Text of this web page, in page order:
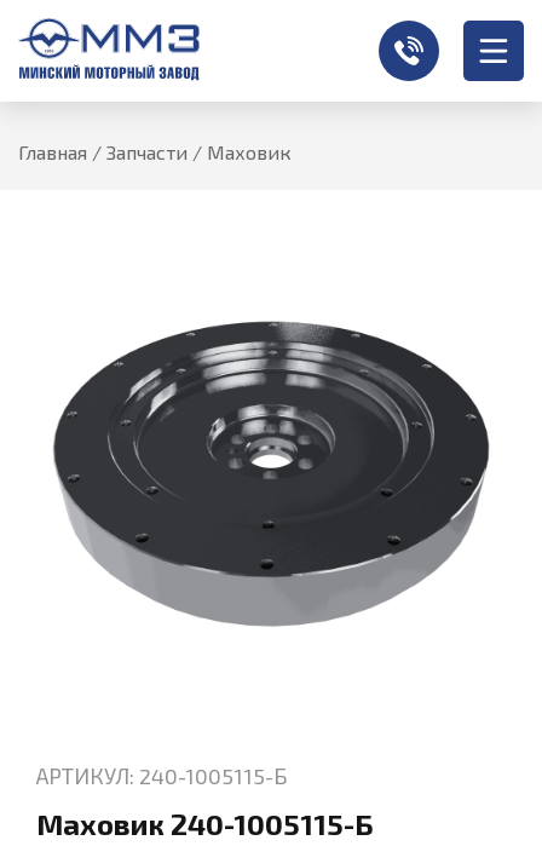
Главная / Запчасти / Маховик
АРТИКУЛ: 240-1005115-Б
Маховик 240-1005115-Б